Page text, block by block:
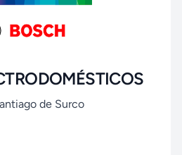
de Surco